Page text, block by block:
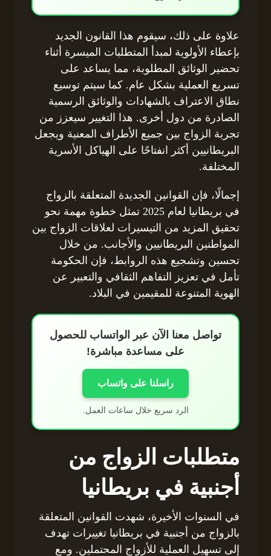
علاوة على ذلك، سيقوم هذا القانون الجديد
بإعطاء الأولوية لمبدأ المتطلبات الميسرة أثناء
تحضير الوثائق المطلوبة، مما يساعد على
تسريع العملية بشكل عام. كما سيتم توسيع
نطاق الاعتراف بالشهادات والوثائق الرسمية
الصادرة من دول أخرى. هذا التغيير سيعزز من
تجربة الزواج بين جميع الأطراف المعنية ويجعل
البريطانيين أكثر انفتاحًا على الهياكل الأسرية
المختلفة.
إجمالًا، فإن القوانين الجديدة المتعلقة بالزواج
في بريطانيا لعام 2025 تمثل خطوة مهمة نحو
تحقيق المزيد من التيسيرات لعلاقات الزواج بين
المواطنين البريطانيين والأجانب. من خلال
تحسين وتشجيع هذه الروابط، فإن الحكومة
تأمل في تعزيز التفاهم الثقافي والتعبير عن
الهوية المتنوعة للمقيمين في البلاد.
تواصل معنا الآن عبر الواتساب للحصول
على مساعدة مباشرة!
راسلنا على واتساب
الرد سريع خلال ساعات العمل.
متطلبات الزواج من
أجنبية في بريطانيا
في السنوات الأخيرة، شهدت القوانين المتعلقة
بالزواج من أجنبية في بريطانيا تغييرات تهدف
إلى تسهيل العملية للأزواج المحتملين. ومع